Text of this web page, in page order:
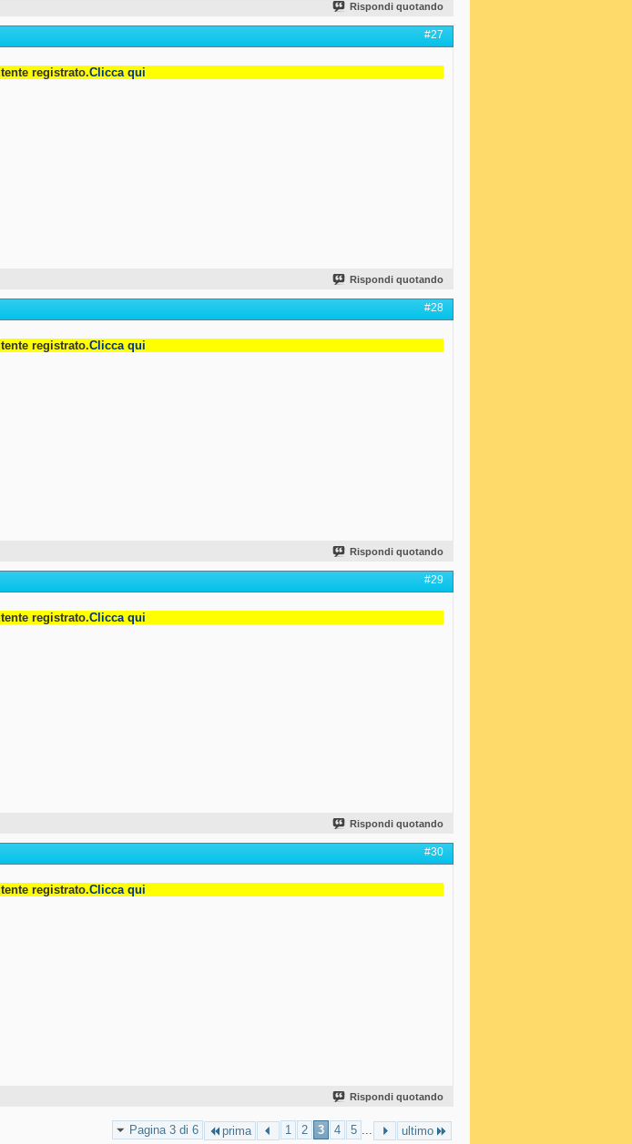
Rispondi quotando
#27
registrato.Clicca qui
Rispondi quotando
#28
registrato.Clicca qui
Rispondi quotando
#29
registrato.Clicca qui
Rispondi quotando
#30
registrato.Clicca qui
Rispondi quotando
Pagina 3 di 6 prima 1 2 3 4 5 ... ultimo